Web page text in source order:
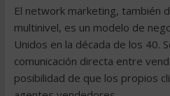
El network marketing, también
multinivel, es un modelo de
Unidos en la década de los 40.
comunicación directa entre
posibilidad de que los propios